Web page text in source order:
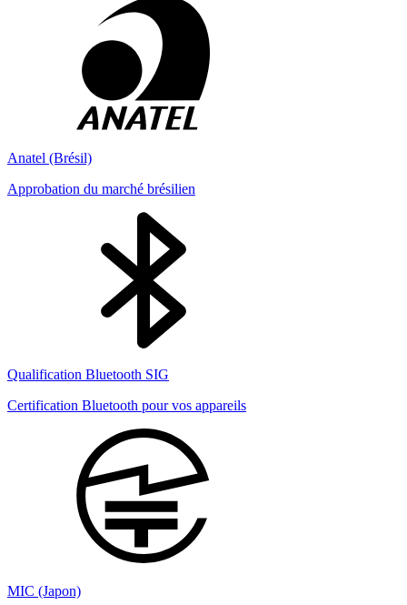
Anatel (Brésil)
Approbation du marché brésilien
Qualification Bluetooth SIG
Certification Bluetooth pour vos appareils
MIC (Japon)